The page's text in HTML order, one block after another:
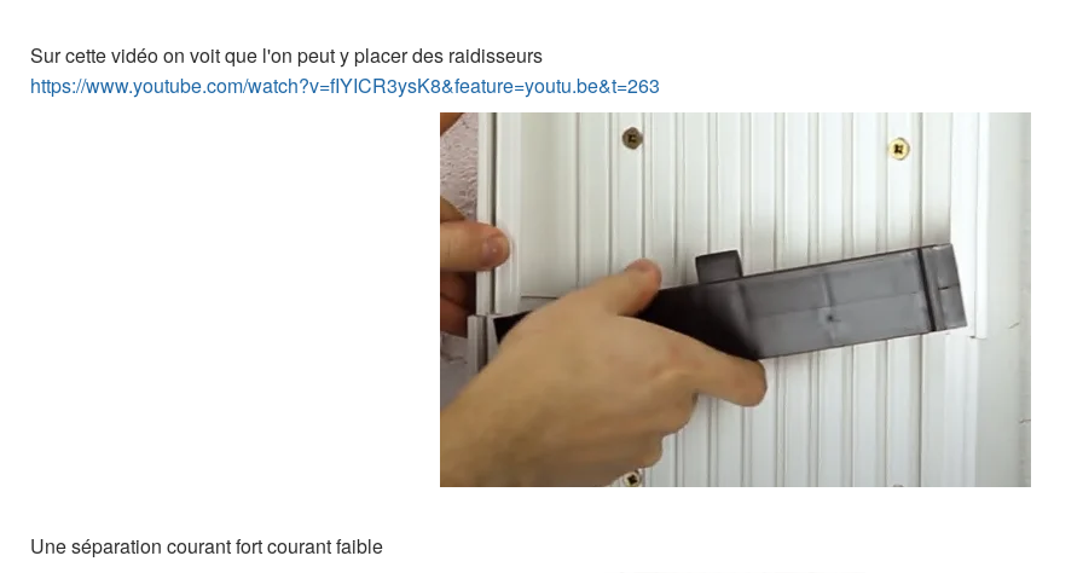
Sur cette vidéo on voit que l'on peut y placer des raidisseurs
https://www.youtube.com/watch?v=fIYICR3ysK8&feature=youtu.be&t=263
Une séparation courant fort courant faible